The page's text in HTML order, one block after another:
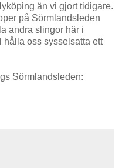
än vi gjort tidigare.
på Sörmlandsleden
andra slingor här i
hålla oss sysselsatta ett
Sörmlandsleden: